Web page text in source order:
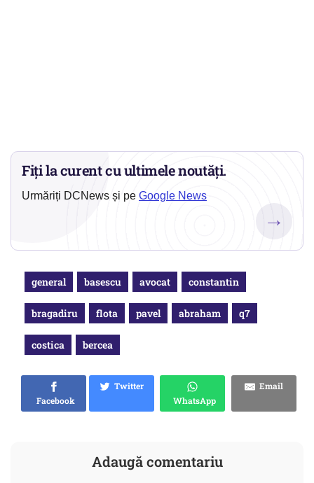
Fiți la curent cu ultimele noutăți.
Urmăriți DCNews și pe Google News
→
general basescu avocat constantin
bragadiru flota pavel abraham q7
costica bercea
Facebook
Twitter
WhatsApp
Email
Adaugă comentariu